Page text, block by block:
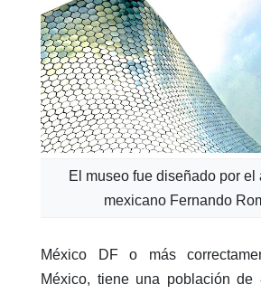
El museo fue diseñado por el
mexicano Fernando
México DF o más
México, tiene una población de